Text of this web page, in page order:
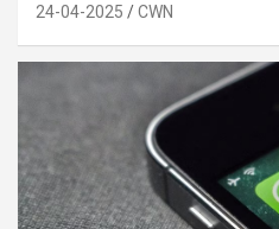
24-04-2025 CWN